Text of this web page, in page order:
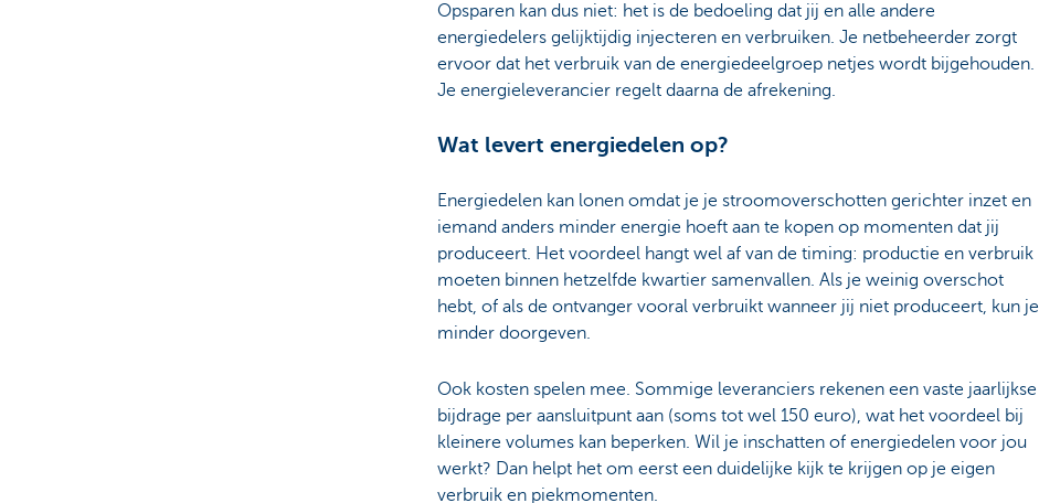
Opsparen kan dus niet: het is de bedoeling dat jij en alle andere
energiedelers gelijktijdig injecteren en verbruiken. Je netbeheerder zorgt
ervoor dat het verbruik van de energiedeelgroep netjes wordt bijgehouden.
Je energieleverancier regelt daarna de afrekening.
Wat levert energiedelen op?
Energiedelen kan lonen omdat je je stroomoverschotten gerichter inzet en
iemand anders minder energie hoeft aan te kopen op momenten dat jij
produceert. Het voordeel hangt wel af van de timing: productie en verbruik
moeten binnen hetzelfde kwartier samenvallen. Als je weinig overschot
hebt, of als de ontvanger vooral verbruikt wanneer jij niet produceert, kun je
minder doorgeven.
Ook kosten spelen mee. Sommige leveranciers rekenen een vaste jaarlijkse
bijdrage per aansluitpunt aan (soms tot wel 150 euro), wat het voordeel bij
kleinere volumes kan beperken. Wil je inschatten of energiedelen voor jou
werkt? Dan helpt het om eerst een duidelijke kijk te krijgen op je eigen
verbruik en piekmomenten.